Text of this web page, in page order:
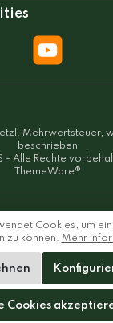
Mehrwertsteuer,
beschrieben
Alle Rechte
ThemeWare®
Cookies, um
zu können. Mehr
Cookies